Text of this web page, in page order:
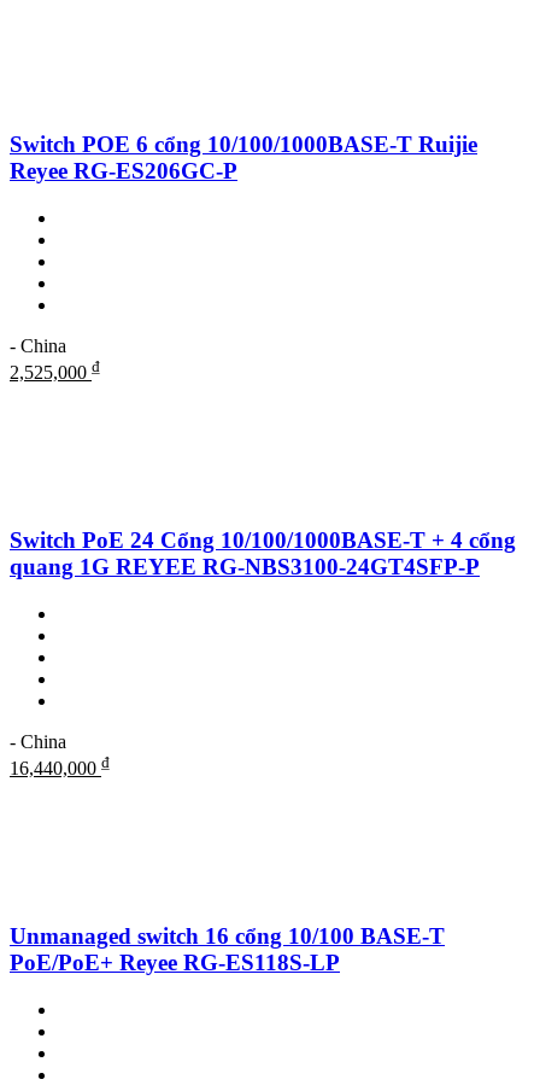
Switch POE 6 cổng 10/100/1000BASE-T Ruijie
Reyee RG-ES206GC-P
- China
2,525,000 ₫
Switch PoE 24 Cổng 10/100/1000BASE-T + 4 cổng
quang 1G REYEE RG-NBS3100-24GT4SFP-P
- China
16,440,000 ₫
Unmanaged switch 16 cổng 10/100 BASE-T
PoE/PoE+ Reyee RG-ES118S-LP